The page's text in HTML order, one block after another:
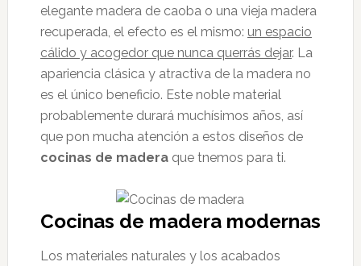
elegante madera de caoba o una vieja madera
recuperada, el efecto es el mismo: un espacio
cálido y acogedor que nunca querrás dejar. La
apariencia clásica y atractiva de la madera no
es el único beneficio. Este noble material
probablemente durará muchísimos años, así
que pon mucha atención a estos diseños de
cocinas de maderaque tnemos para ti.
Cocinas de madera modernas
Los materiales naturales y los acabados